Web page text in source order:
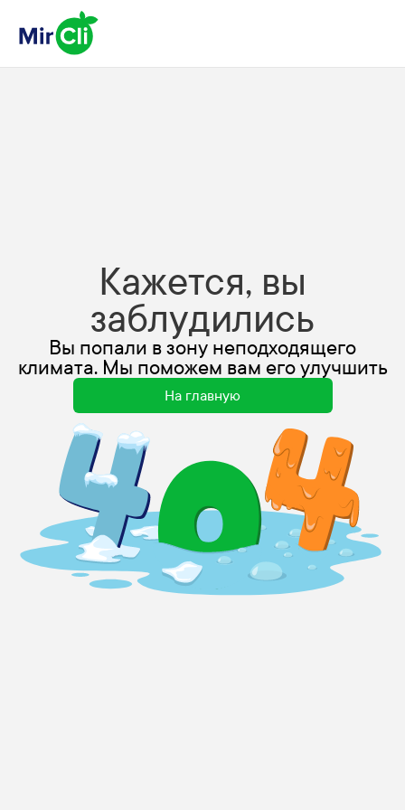
Кажется, вы
заблудились
Вы попали в зону неподходящего
климата. Мы поможем вам его улучшить
На главную